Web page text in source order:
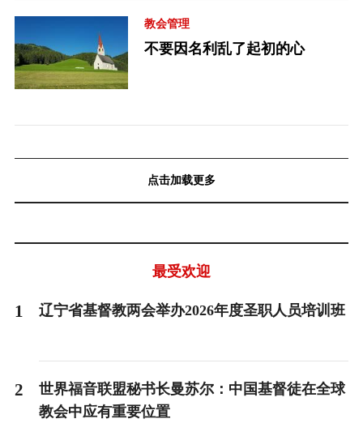
教会管理
不要因名利乱了起初的心
点击加载更多
最受欢迎
1 辽宁省基督教两会举办2026年度圣职人员培训班
2
世界福音联盟秘书长曼苏尔：中国基督徒在全球
教会中应有重要位置